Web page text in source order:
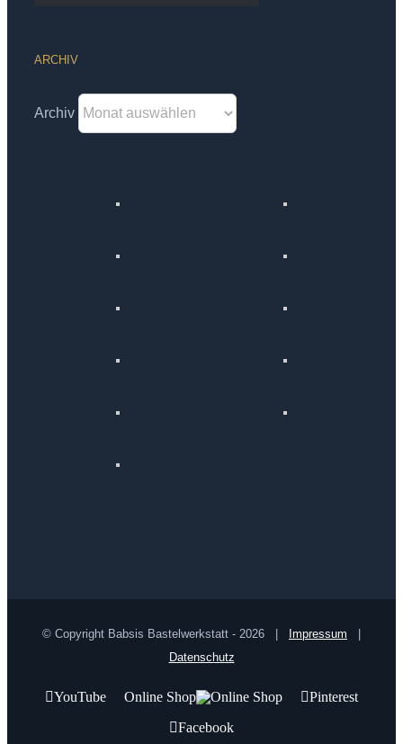
ARCHIV
Archiv
© Copyright Babsis Bastelwerkstatt - 2026 | Impressum
Datenschutz
YouTube Online Shop
Pinterest
Facebook